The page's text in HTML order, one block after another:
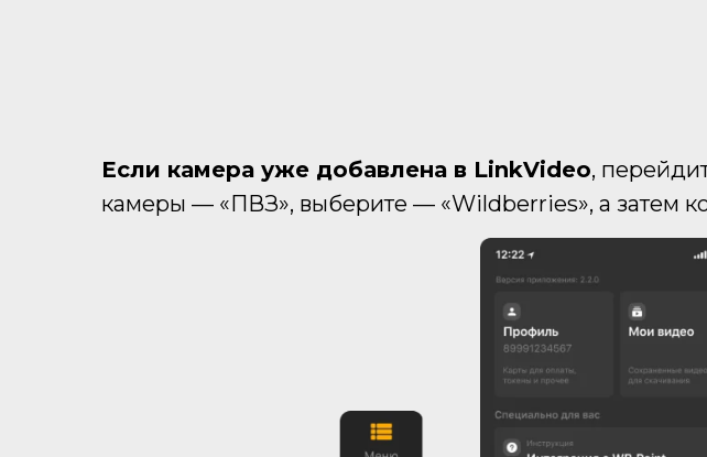
Если камера уже добавлена в LinkVideo,
камеры — «ПВЗ», выберите — «Wildberries», а затем